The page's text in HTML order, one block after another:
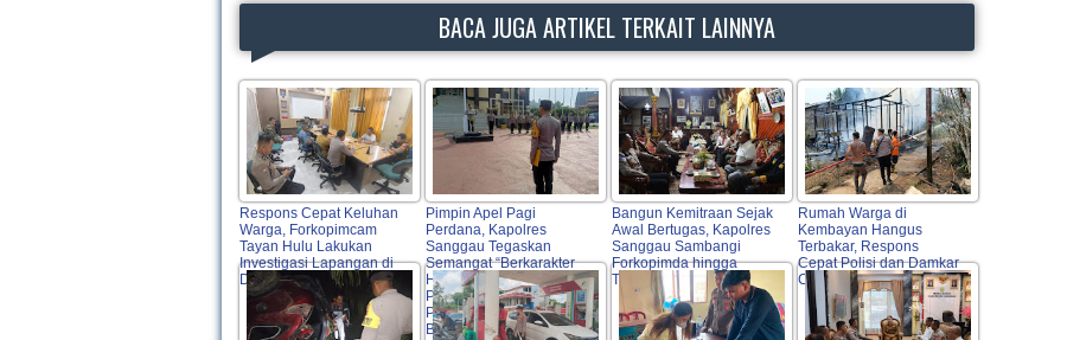
BACA JUGA ARTIKEL TERKAIT LAINNYA
Respons Cepat Keluhan
Warga, Forkopimcam
Tayan Hulu Lakukan
Investigasi Lapangan di
DAS Lape
Pimpin Apel Pagi
Perdana, Kapolres
Sanggau Tegaskan
Semangat “Berkarakter
HEBAT” serta Dorong
Profesionalisme dan
Pelayanan Publik
Berkualitas
Bangun Kemitraan Sejak
Awal Bertugas, Kapolres
Sanggau Sambangi
Forkopimda hingga
Tokoh Adat
Rumah Warga di
Kembayan Hangus
Terbakar, Respons
Cepat Polisi dan Damkar
Cegah Api Meluas